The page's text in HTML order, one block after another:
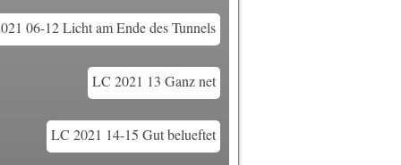
06-12 Licht am Ende des Tunnels
LC 2021 13 Ganz net
LC 2021 14-15 Gut belueftet